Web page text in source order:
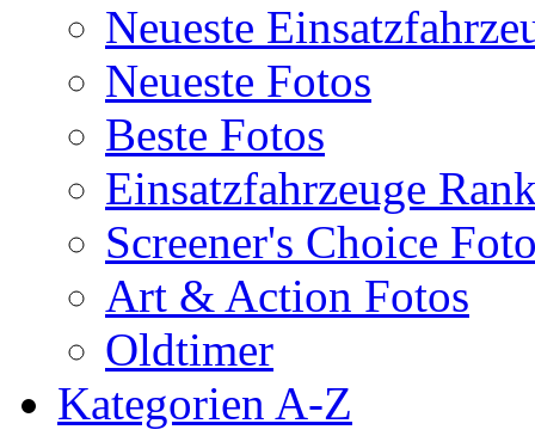
Neueste
Neueste Fotos
Beste Fotos
Einsatzfahrzeuge
Screener's Choice
Art & Action Fotos
Oldtimer
Kategorien A-Z